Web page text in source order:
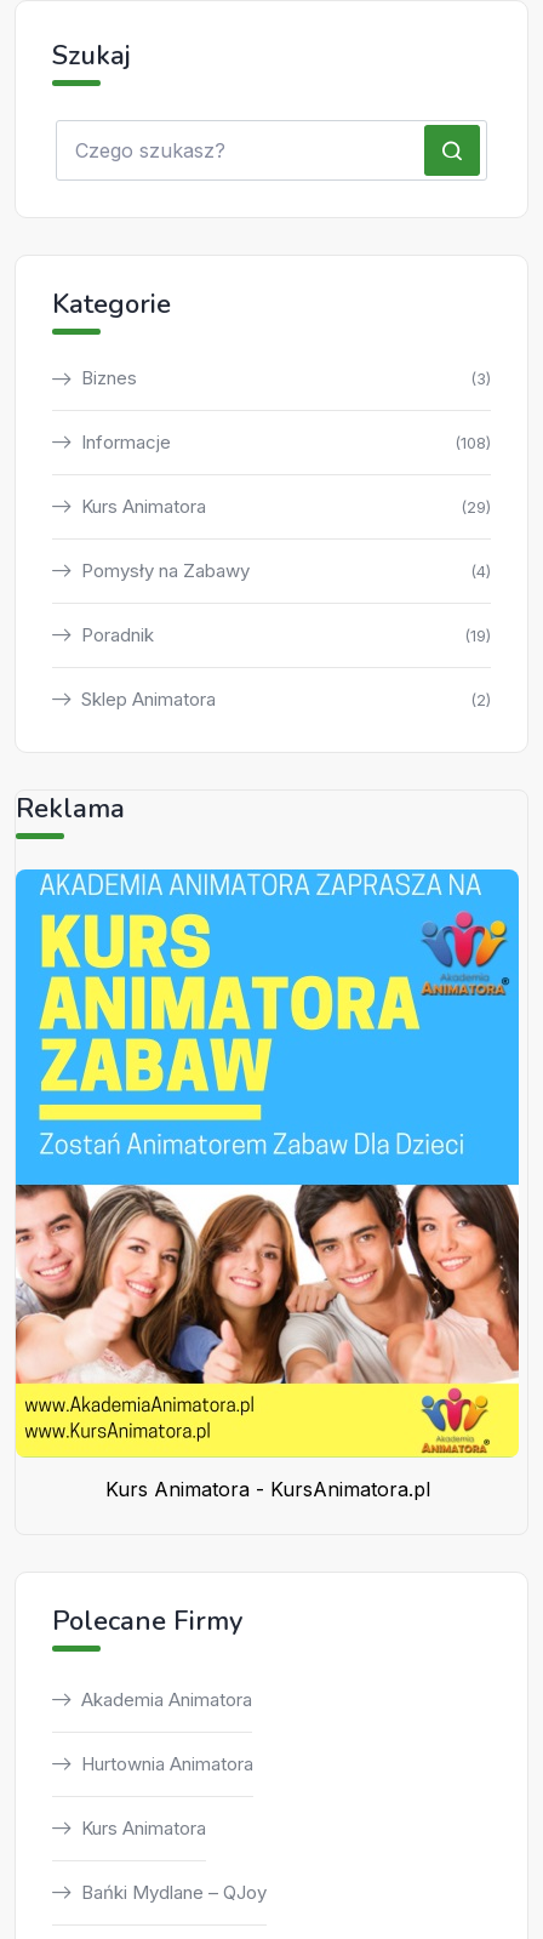
Szukaj
Kategorie
Biznes (3)
Informacje (108)
Kurs Animatora (29)
Pomysły na Zabawy (4)
Poradnik (19)
Sklep Animatora (2)
Reklama
Kurs Animatora - KursAnimatora.pl
Polecane Firmy
Akademia Animatora
Hurtownia Animatora
Kurs Animatora
Bańki Mydlane – QJoy